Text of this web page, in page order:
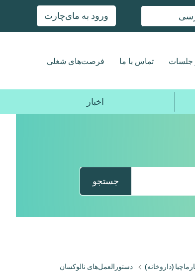
ورود به مای‌چارت
جلسات تماس با ما فرصت‌های شغلی
اخبار
جستجو
(داروخانه) دستورالعمل‌های نالوکسان